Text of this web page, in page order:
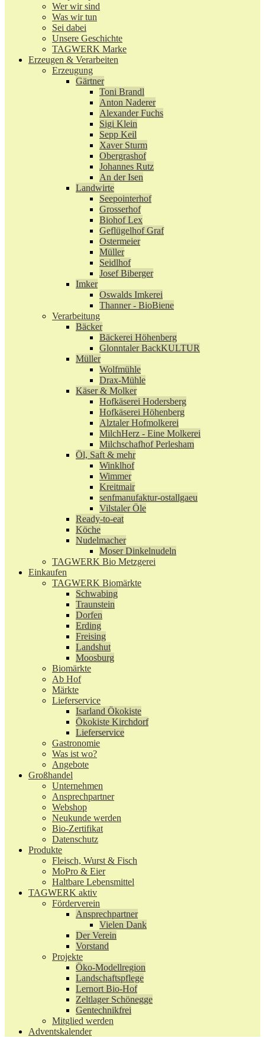
Wer wir sind
Was wir tun
Sei dabei
Unsere Geschichte
TAGWERK Marke
Erzeugen & Verarbeiten
Erzeugung
Gärtner
Toni Brandl
Anton Naderer
Alexander Fuchs
Sigi Klein
Sepp Keil
Xaver Sturm
Obergrashof
Johannes Rutz
An der Isen
Landwirte
Seepointerhof
Grosserhof
Biohof Lex
Geflügelhof Graf
Ostermeier
Müller
Seidlhof
Josef Biberger
Imker
Oswalds Imkerei
Thanner - BioBiene
Verarbeitung
Bäcker
Bäckerei Höhenberg
Glonntaler BackKULTUR
Müller
Wolfmühle
Drax-Mühle
Käser & Molker
Hofkäserei Hodersberg
Hofkäserei Höhenberg
Alztaler Hofmolkerei
MilchHerz - Eine Molkerei
Milchschafhof Perlesham
Öl, Saft & mehr
Winklhof
Wimmer
Kreitmair
senfmanufaktur-ostallgaeu
Vilstaler Öle
Ready-to-eat
Köche
Nudelmacher
Moser Dinkelnudeln
TAGWERK Bio Metzgerei
Einkaufen
TAGWERK Biomärkte
Schwabing
Traunstein
Dorfen
Erding
Freising
Landshut
Moosburg
Biomärkte
Ab Hof
Märkte
Lieferservice
Isarland Ökokiste
Ökokiste Kirchdorf
Lieferservice
Gastronomie
Was ist wo?
Angebote
Großhandel
Unternehmen
Ansprechpartner
Webshop
Neukunde werden
Bio-Zertifikat
Datenschutz
Produkte
Fleisch, Wurst & Fisch
MoPro & Eier
Haltbare Lebensmittel
TAGWERK aktiv
Förderverein
Ansprechpartner
Vielen Dank
Der Verein
Vorstand
Projekte
Öko-Modellregion
Landschaftspflege
Lernort Bio-Hof
Zeltlager Schönegge
Gentechnikfrei
Mitglied werden
Adventskalender